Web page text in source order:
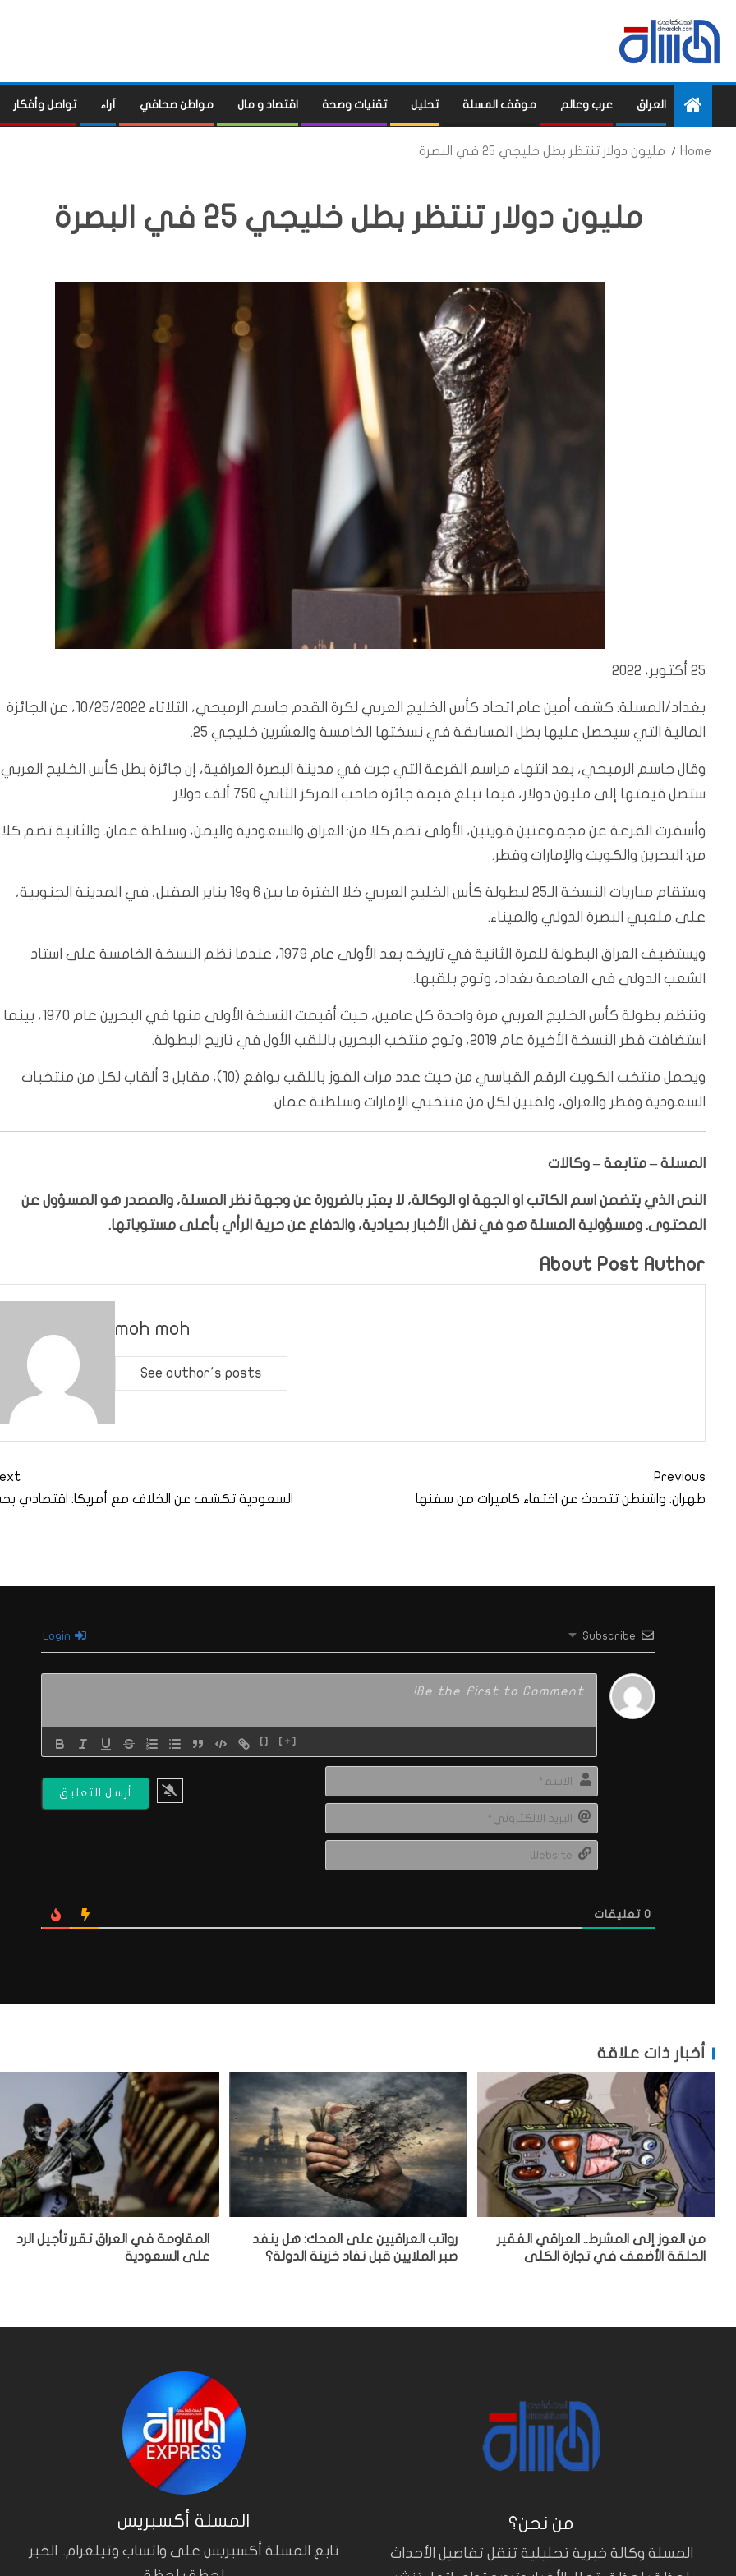
العراق عرب وعالم موقف المسلة تحليل تقنيات وصحة اقتصاد و مال مواطن صحافي آراء تواصل وأفكار
Home مليون دولار تنتظر بطل خليجي 25 في البصرة
مليون دولار تنتظر بطل خليجي 25 في البصرة
25 أكتوبر، 2022
بغداد/المسلة: كشف أمين عام اتحاد كأس الخليج العربي لكرة القدم جاسم الرميحي، الثلاثاء 10/25/2022، عن الجائزة
المالية التي سيحصل عليها بطل المسابقة في نسختها الخامسة والعشرين خليجي 25.
وقال جاسم الرميحي، بعد انتهاء مراسم القرعة التي جرت في مدينة البصرة العراقية، إن جائزة بطل كأس الخليج العربي
ستصل قيمتها إلى مليون دولار، فيما تبلغ قيمة جائزة صاحب المركز الثاني 750 ألف دولار.
وأسفرت القرعة عن مجموعتين قويتين، الأولى تضم كلا من: العراق والسعودية واليمن، وسلطة عمان. والثانية تضم كلا
من: البحرين والكويت والإمارات وقطر.
وستقام مباريات النسخة الـ25 لبطولة كأس الخليج العربي خلا الفترة ما بين 6 و19 يناير المقبل، في المدينة الجنوبية،
على ملعبي البصرة الدولي والميناء.
ويستضيف العراق البطولة للمرة الثانية في تاريخه بعد الأولى عام 1979، عندما نظم النسخة الخامسة على استاد
الشعب الدولي في العاصمة بغداد، وتوج بلقبها.
وتنظم بطولة كأس الخليج العربي مرة واحدة كل عامين، حيث أقيمت النسخة الأولى منها في البحرين عام 1970، بينما
استضافت قطر النسخة الأخيرة عام 2019، وتوج منتخب البحرين باللقب الأول في تاريخ البطولة.
ويحمل منتخب الكويت الرقم القياسي من حيث عدد مرات الفوز باللقب بواقع (10)، مقابل 3 ألقاب لكل من منتخبات
السعودية وقطر والعراق، ولقبين لكل من منتخبي الإمارات وسلطنة عمان.
المسلة – متابعة – وكالات
النص الذي يتضمن اسم الكاتب او الجهة او الوكالة، لا يعبّر بالضرورة عن وجهة نظر المسلة، والمصدر هو المسؤول عن
المحتوى. ومسؤولية المسلة هو في نقل الأخبار بحيادية، والدفاع عن حرية الرأي بأعلى مستوياتها.
About Post Author
moh moh
See author's posts
Previous
طهران: واشنطن تتحدث عن اختفاء كاميرات من سفنها
السعودية تكشف عن الخلاف مع أمريكا: اقتصادي
Subscribe
{} [+]
الاسم*
البريد
Website
0 تعليقات
أخبار ذات علاقة
من العوز إلى المشرط.. العراقي الفقير
الحلقة الأضعف في تجارة الكلى
رواتب العراقيين على المحك: هل ينفد
صبر الملايين قبل نفاد خزينة الدولة؟
المقاومة في العراق تقرر تأجيل الرد
على السعودية
المسلة أكسبريس
تابع المسلة أكسبريس على واتساب وتيلغرام.. الخبر
من نحن؟
المسلة وكالة خبرية تحليلية تنقل تفاصيل الأحداث